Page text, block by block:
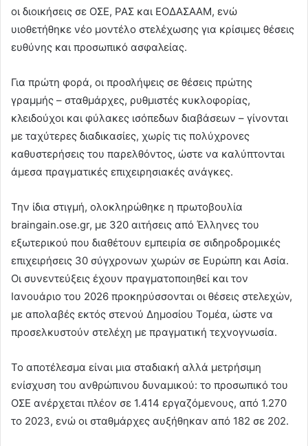
οι διοικήσεις σε ΟΣΕ, ΡΑΣ και ΕΟΔΑΣΑΑΜ, ενώ
υιοθετήθηκε νέο μοντέλο στελέχωσης για κρίσιμες θέσεις
ευθύνης και προσωπικό ασφαλείας.
Για πρώτη φορά, οι προσλήψεις σε θέσεις πρώτης
γραμμής – σταθμάρχες, ρυθμιστές κυκλοφορίας,
κλειδούχοι και φύλακες ισόπεδων διαβάσεων – γίνονται
με ταχύτερες διαδικασίες, χωρίς τις πολύχρονες
καθυστερήσεις του παρελθόντος, ώστε να καλύπτονται
άμεσα πραγματικές επιχειρησιακές ανάγκες.
Την ίδια στιγμή, ολοκληρώθηκε η πρωτοβουλία
braingain.ose.gr, με 320 αιτήσεις από Έλληνες του
εξωτερικού που διαθέτουν εμπειρία σε σιδηροδρομικές
επιχειρήσεις 30 σύγχρονων χωρών σε Ευρώπη και Ασία.
Οι συνεντεύξεις έχουν πραγματοποιηθεί και τον
Ιανουάριο του 2026 προκηρύσσονται οι θέσεις στελεχών,
με απολαβές εκτός στενού Δημοσίου Τομέα, ώστε να
προσελκυστούν στελέχη με πραγματική τεχνογνωσία.
Το αποτέλεσμα είναι μια σταδιακή αλλά μετρήσιμη
ενίσχυση του ανθρώπινου δυναμικού: το προσωπικό του
ΟΣΕ ανέρχεται πλέον σε 1.414 εργαζόμενους, από 1.270
το 2023, ενώ οι σταθμάρχες αυξήθηκαν από 182 σε 202.